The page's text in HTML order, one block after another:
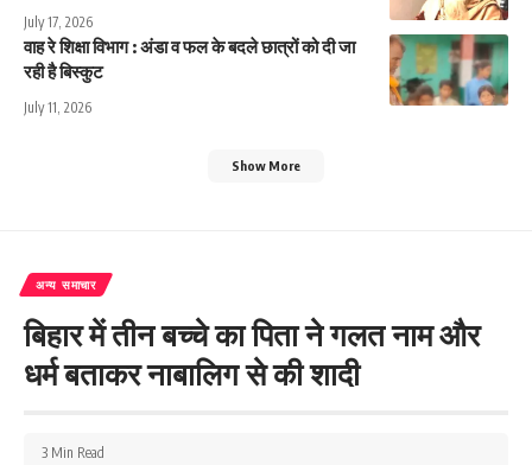
July 17, 2026
वाह रे शिक्षा विभाग : अंडा व फल के बदले छात्रों को दी जा
रही है बिस्कुट
July 11, 2026
Show More
अन्य समाचार
बिहार में तीन बच्चे का पिता ने गलत नाम और
धर्म बताकर नाबालिग से की शादी
3 Min Read